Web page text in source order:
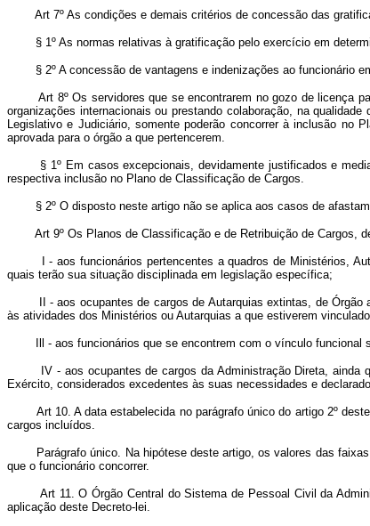
Art 7º As condições e demais critérios de concessão das
§ 1º As normas relativas à gratificação pelo exercício em
§ 2º A concessão de vantagens e indenizações ao funcionário
Art 8º Os servidores que se encontrarem no gozo de licença
organizações internacionais ou prestando colaboração, na
Legislativo e Judiciário, somente poderão concorrer à inclusão no
aprovada para o órgão a que pertencerem.
§ 1º Em casos excepcionais, devidamente justificados e
respectiva inclusão no Plano de Classificação de Cargos.
§ 2º O disposto neste artigo não se aplica aos casos de
Art 9º Os Planos de Classificação e de Retribuição de Cargos,
I - aos funcionários pertencentes a quadros de Ministérios,
quais terão sua situação disciplinada em legislação específica;
II - aos ocupantes de cargos de Autarquias extintas, de Órgão
às atividades dos Ministérios ou Autarquias a que estiverem
Ill - aos funcionários que se encontrem com o vínculo funcional
IV - aos ocupantes de cargos da Administração Direta, ainda
Exército, considerados excedentes às suas necessidades e
Art 10. A data estabelecida no parágrafo único do artigo 2º
cargos incluídos.
Parágrafo único. Na hipótese deste artigo, os valores das faixas
que o funcionário concorrer.
Art 11. O Órgão Central do Sistema de Pessoal Civil da
aplicação deste Decreto-lei.